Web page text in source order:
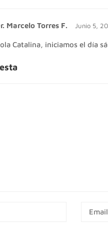
Marcelo Torres F. Junio 5,
Catalina, iniciamos el día